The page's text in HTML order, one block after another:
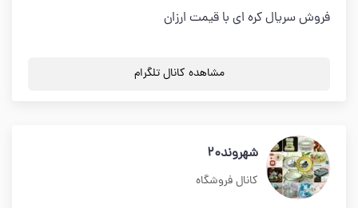
فروش سریال کره ای با قیمت ارزان
مشاهده کانال تلگرام
شهروند20
کانال فروشگاه